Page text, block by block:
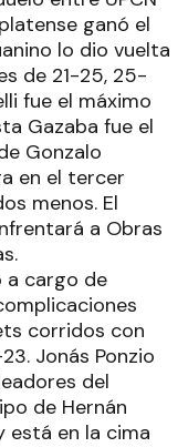
ganó el
lo dio vuelta
de 21-25, 25-
fue el máximo
Gazaba fue el
Gonzalo
en el tercer
menos. El
a Obras
a cargo de
corridos con
Jonás Ponzio
del
de Hernán
está en la cima